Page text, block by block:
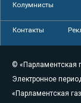
Колумнисты
Контакты
© «Парламентская
Электронное
«Парламентская